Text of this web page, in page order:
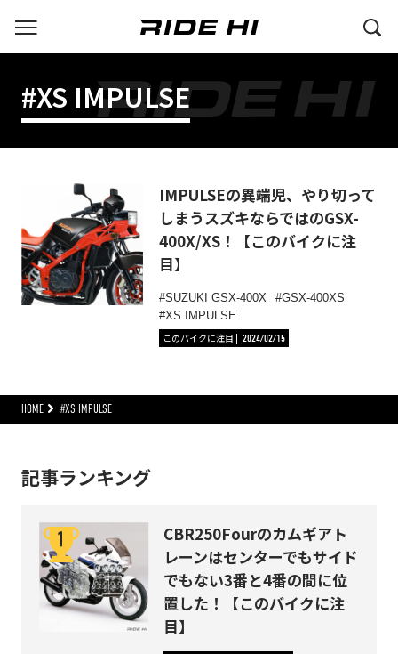
#XS IMPULSE
IMPULSEの異端児、やり切って
しまうスズキならではのGSX-
400X/XS！【このバイクに注
目】
SUZUKI GSX-400X
GSX-400XS
XS IMPULSE
このバイクに注目
2024/02/15
HOME #XS IMPULSE
記事ランキング
CBR250Fourのカムギアト
レーンはセンターでもサイド
でもない3番と4番の間に位
置した！【このバイクに注
目】